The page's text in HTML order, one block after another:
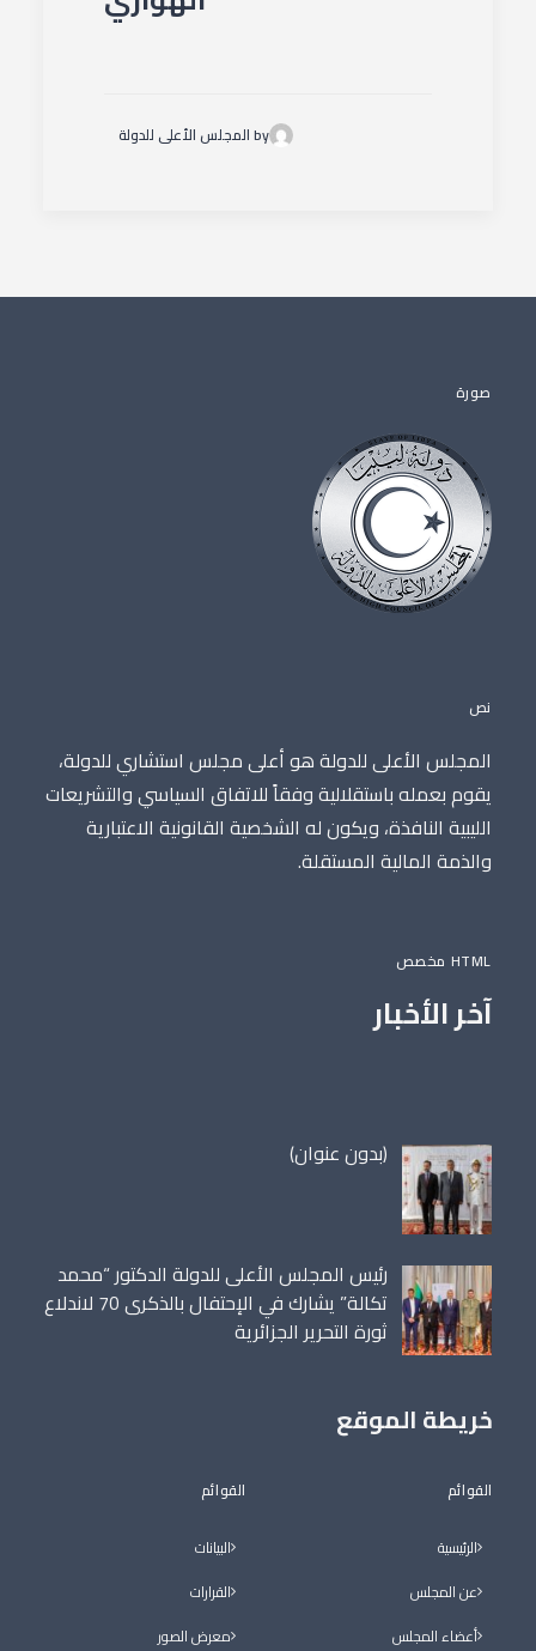
by المجلس الأعلى للدولة
صورة
نص
المجلس الأعلى للدولة هو أعلى مجلس استشاري للدولة،
يقوم بعمله باستقلالية وفقاً للاتفاق السياسي والتشريعات
الليبية النافذة، ويكون له الشخصية القانونية الاعتبارية
والذمة المالية المستقلة.
HTML مخصص
آخر الأخبار
(بدون عنوان)مقالة
رئيس المجلس الأعلى للدولة الدكتور “محمد
تكالة” يشارك في الإحتفال بالذكرى 70 لاندلاع
ثورة التحرير الجزائرية
خريطة الموقع
القوائم
الرئيسية
عن المجلس
أعضاء المجلس
القوائم
البيانات
القرارات
معرض الصور